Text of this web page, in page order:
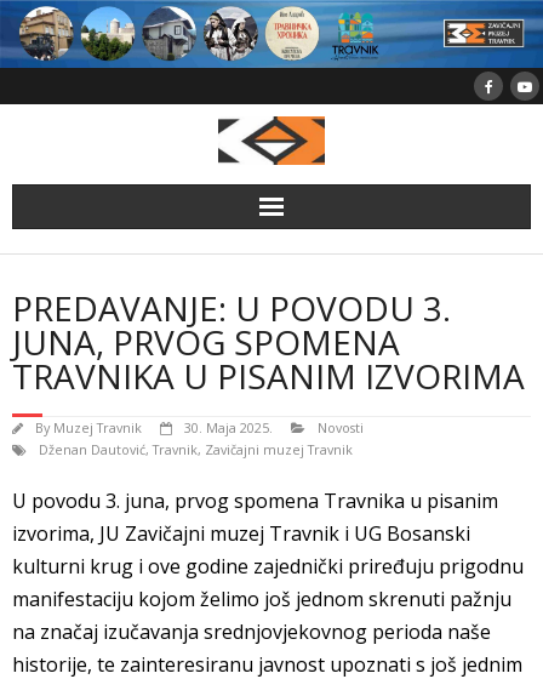
Skip
content
PREDAVANJE: U POVODU 3.
JUNA, PRVOG SPOMENA
TRAVNIKA U PISANIM IZVORIMA
By Muzej Travnik 30. Maja 2025.
Novosti
Dženan Dautović,Travnik, Zavičajni muzej Travnik
U povodu 3. juna, prvog spomena Travnika u pisanim
izvorima, JU Zavičajni muzej Travnik i UG Bosanski
kulturni krug i ove godine zajednički priređuju prigodnu
manifestaciju kojom želimo još jednom skrenuti pažnju
na značaj izučavanja srednjovjekovnog perioda naše
historije, te zainteresiranu javnost upoznati s još jednim